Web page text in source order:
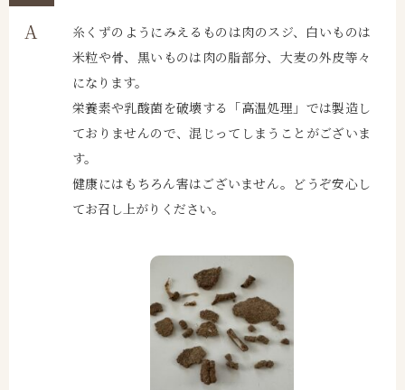
糸くずのようにみえるものは肉のスジ、白いものは
米粒や骨、黒いものは肉の脂部分、大麦の外皮等々
になります。
栄養素や乳酸菌を破壊する「高温処理」では製造し
ておりませんので、混じってしまうことがございま
す。
健康にはもちろん害はございません。どうぞ安心し
てお召し上がりください。